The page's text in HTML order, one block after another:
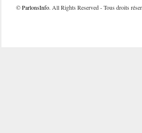
©ParlonsInfo. All Rights Reserved - Tous droits